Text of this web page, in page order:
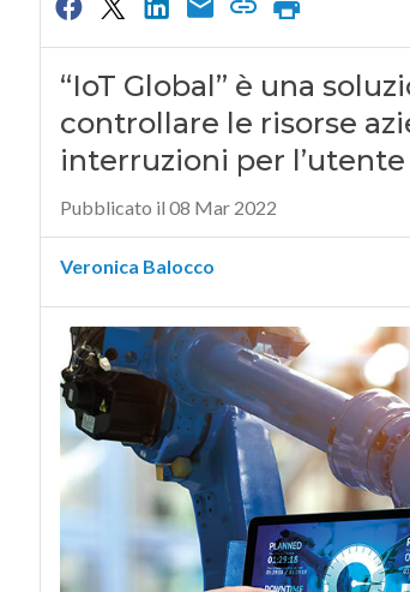
“IoT Global” è una
controllare le risorse
interruzioni per l’utente
Pubblicato il 08 Mar 2022
Veronica Balocco